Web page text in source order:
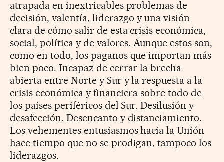
atrapada en inextricables problemas de
decisión, valentía, liderazgo y una visión
clara de cómo salir de esta crisis económica,
social, política y de valores. Aunque estos son,
como en todo, los paganos que importan más
bien poco. Incapaz de cerrar la brecha
abierta entre Norte y Sur y la respuesta a la
crisis económica y financiera sobre todo de
los países periféricos del Sur. Desilusión y
desafección. Desencanto y distanciamiento.
Los vehementes entusiasmos hacia la Unión
hace tiempo que no se prodigan, tampoco los
liderazgos.